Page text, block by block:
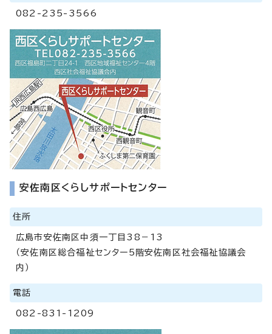
082-235-3566
安佐南区くらしサポートセンター
住所
広島市安佐南区中須一丁目38－13
（安佐南区総合福祉センター5階安佐南区社会福祉協議会
内）
電話
082-831-1209